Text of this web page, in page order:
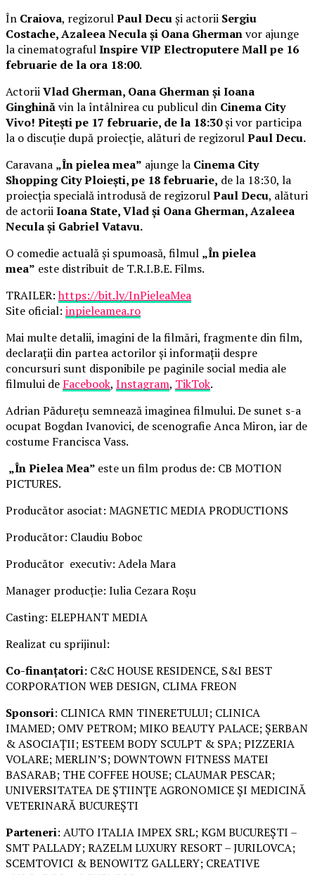
În Craiova, regizorulPaul Decuși actorii Sergiu
Costache, Azaleea Necula și Oana Ghermanvor ajunge
la cinematografulInspire VIP Electroputere Mall pe 16
februarie de la ora 18:00.
ActoriiVlad Gherman, Oana Gherman și Ioana
Ginghinăvin la întâlnirea cu publicul din Cinema City
Vivo! Pitești pe 17 februarie, de la 18:30și vor participa
la o discuție după proiecție, alături de regizorulPaul Decu.
Caravana „În pielea mea” ajunge la Cinema City
Shopping City Ploiești, pe 18 februarie, de la 18:30, la
proiecția specială introdusă de regizorulPaul Decu, alături
de actoriiIoana State, Vlad și Oana Gherman, Azaleea
Necula și Gabriel Vatavu.
O comedie actuală și spumoasă, filmul „În pielea
mea” este distribuit de T.R.I.B.E. Films.
TRAILER:https://bit.ly/InPieleaMea
Site oficial: inpieleamea.ro
Mai multe detalii, imagini de la filmări, fragmente din film,
declarații din partea actorilor și informații despre
concursuri sunt disponibile pe paginile social media ale
filmului de Facebook, Instagram, TikTok.
Adrian Pădurețu semnează imaginea filmului. De sunet s-a
ocupat Bogdan Ivanovici, de scenografie Anca Miron, iar de
costume Francisca Vass.
„În Pielea Mea” este un film produs de: CB MOTION
PICTURES.
Producător asociat: MAGNETIC MEDIA PRODUCTIONS
Producător: Claudiu Boboc
Producător executiv: Adela Mara
Manager producție: Iulia Cezara Roșu
Casting: ELEPHANT MEDIA
Realizat cu sprijinul:
Co-finanțatori: C&C HOUSE RESIDENCE, S&I BEST
CORPORATION WEB DESIGN, CLIMA FREON
Sponsori: CLINICA RMN TINERETULUI; CLINICA
IMAMED; OMV PETROM; MIKO BEAUTY PALACE; ȘERBAN
& ASOCIAȚII; ESTEEM BODY SCULPT & SPA; PIZZERIA
VOLARE; MERLIN’S; DOWNTOWN FITNESS MATEI
BASARAB; THE COFFEE HOUSE; CLAUMAR PESCAR;
UNIVERSITATEA DE ȘTIINȚE AGRONOMICE ȘI MEDICINĂ
VETERINARĂ BUCUREȘTI
Parteneri: AUTO ITALIA IMPEX SRL; KGM BUCUREȘTI –
SMT PALLADY; RAZELM LUXURY RESORT – JURILOVCA;
SCEMTOVICI & BENOWITZ GALLERY; CREATIVE